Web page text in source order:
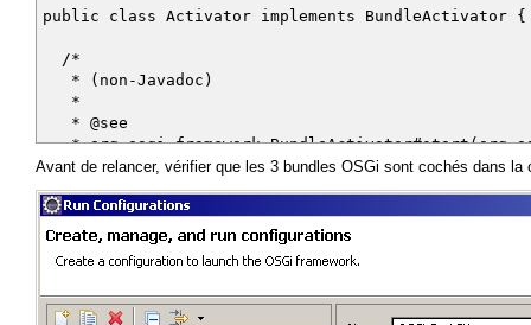
public class Activator implements BundleActivator {
/*
* (non-Javadoc)
*
* @see
*
* )
*/
public void start(BundleContext context) throws
System.out.println("Start Bundle ["
+ context.getBundle().getSymbolicName() +
UserService userService =
.getUserService();
Collection<User> users =
Avant de relancer, vérifier que les 3 bundles OSGi sont cochés dans la